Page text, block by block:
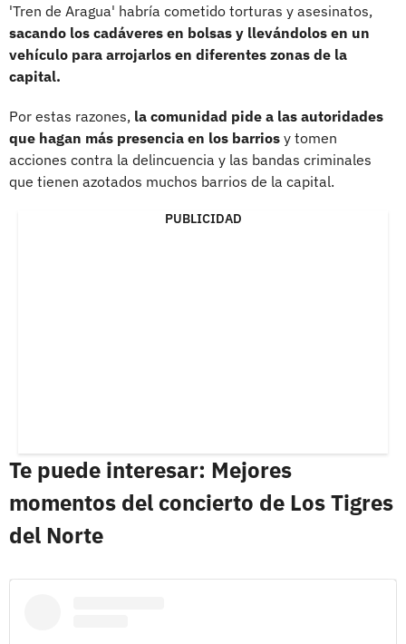
'Tren de Aragua' habría cometido torturas y asesinatos,
sacando los cadáveres en bolsas y llevándolos en un
vehículo para arrojarlos en diferentes zonas de la
capital.
Por estas razones, la comunidad pide a las autoridades
que hagan más presencia en los barrios y tomen
acciones contra la delincuencia y las bandas criminales
que tienen azotados muchos barrios de la capital.
PUBLICIDAD
Te puede interesar: Mejores
momentos del concierto de Los Tigres
del Norte